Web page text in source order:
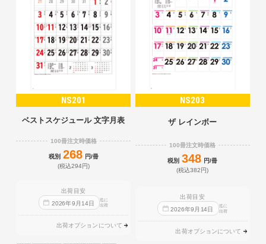
NS201
ベストスケジュール 文字月表
100冊注文時価格
税別 268 円/冊
(税込294円)
出荷目安
2026年9 月 14日
迄に
出荷
出荷オプションについて
NS203
ザ レインボー
100冊注文時価格
税別 348 円/冊
(税込382円)
出荷目安
2026年9 月 14日
迄に
出荷
出荷オプションについて